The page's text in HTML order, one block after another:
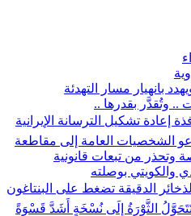
بانهيار مسار التهدئة
.. وتُقدَّر بقدرها ..
الشخصيات العامة إلى مقاطعة
وتحذر من تبعات قانونية
والكويتي بوصلته
الدقيقة تضغط على البنتاغون
الثَّوْرَةُ إِلَى نُسْخَةٍ أَشَدَّ قَسْوَةً